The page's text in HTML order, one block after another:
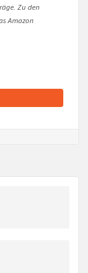
Zu den
Amazon